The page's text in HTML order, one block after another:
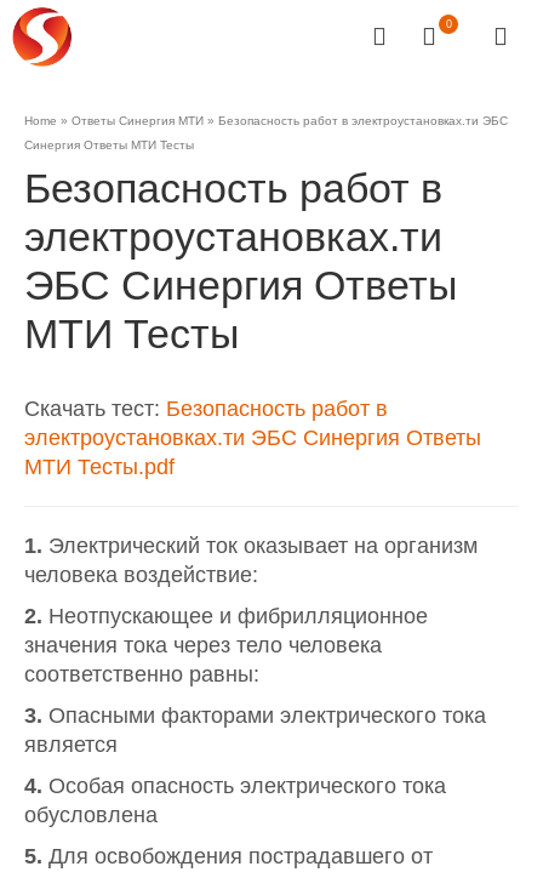
0
Home » Ответы Синергия МТИ » Безопасность работ в электроустановках.ти ЭБС
Синергия Ответы МТИ Тесты
Безопасность работ в
электроустановках.ти
ЭБС Синергия Ответы
МТИ Тесты
Скачать тест: Безопасность работ в
электроустановках.ти ЭБС Синергия Ответы
МТИ Тесты.pdf
1. Электрический ток оказывает на организм
человека воздействие:
2. Неотпускающее и фибрилляционное
значения тока через тело человека
соответственно равны:
3. Опасными факторами электрического тока
является
4. Особая опасность электрического тока
обусловлена
5. Для освобождения пострадавшего от